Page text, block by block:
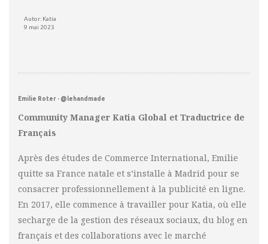
Autor: Katia
9 mai 2023
Emilie Roter · @lehandmade
Community Manager Katia Global et Traductrice de
Français
Après des études de Commerce International, Emilie
quitte sa France natale et s’installe à Madrid pour se
consacrer professionnellement à la publicité en ligne.
En 2017, elle commence à travailler pour Katia, où elle
secharge de la gestion des réseaux sociaux, du blog en
français et des collaborations avec le marché